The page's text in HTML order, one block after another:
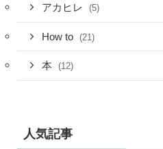
アカヒレ (5)
How to (21)
本 (12)
人気記事